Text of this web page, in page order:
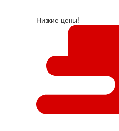
Низкие цены!